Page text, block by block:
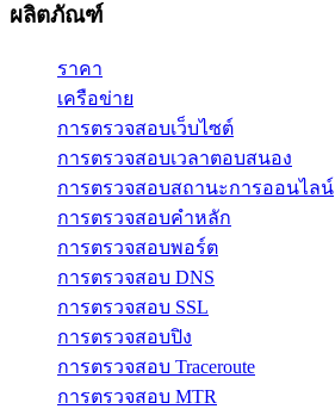
ผลิตภัณฑ์
ราคา
เครือข่าย
การตรวจสอบเว็บไซต์
การตรวจสอบเวลาตอบสนอง
การตรวจสอบสถานะการออนไลน์
การตรวจสอบคำหลัก
การตรวจสอบพอร์ต
การตรวจสอบ DNS
การตรวจสอบ SSL
การตรวจสอบปิง
การตรวจสอบ Traceroute
การตรวจสอบ MTR